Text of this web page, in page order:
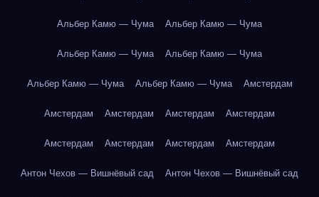
Альбер Камю — Чума Альбер Камю — Чума
Альбер Камю — Чума Альбер Камю — Чума
Альбер Камю — Чума Альбер Камю — Чума Амстердам
Амстердам Амстердам Амстердам Амстердам
Амстердам Амстердам Амстердам Амстердам
Антон Чехов — Вишнёвый сад Антон Чехов — Вишнёвый сад